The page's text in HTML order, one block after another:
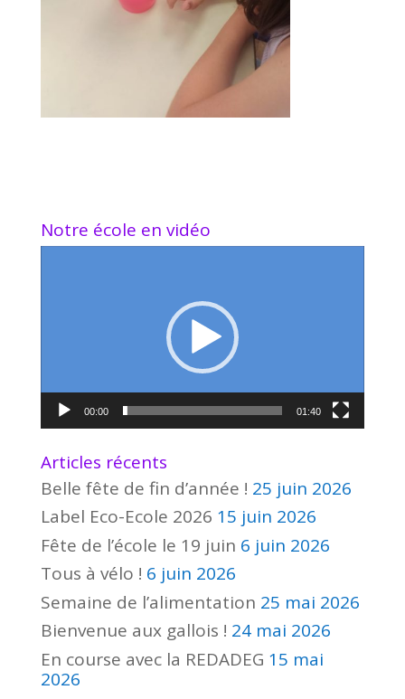
Notre école en vidéo
Lecteur
00:00 01:40
Articles récents
Belle fête de fin d’année ! 25 juin 2026
Label Eco-Ecole 2026 15 juin 2026
Fête de l’école le 19 juin 6 juin 2026
Tous à vélo ! 6 juin 2026
Semaine de l’alimentation 25 mai 2026
Bienvenue aux gallois ! 24 mai 2026
En course avec la REDADEG 15 mai
2026